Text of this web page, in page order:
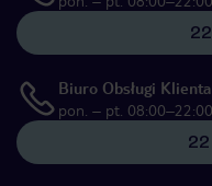
Biuro Obsługi Klienta
pon. – pt.